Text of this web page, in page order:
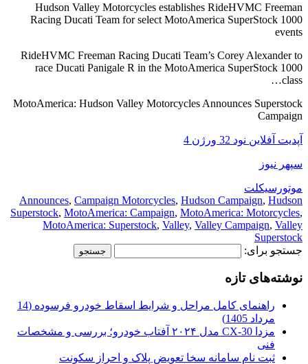
Hudson Valley Motorcycles establishes RideHVMC Freeman
Racing Ducati Team for select MotoAmerica SuperStock 1000
events
RideHVMC Freeman Racing Ducati Team’s Corey Alexander to
race Ducati Panigale R in the MotoAmerica SuperStock 1000
class…
MotoAmerica: Hudson Valley Motorcycles Announces Superstock
Campaign
آپدیت آفلاین نود 32 ورژن 4
سپهر نیوز
موتورسیکلت
Announces, Campaign Motorcycles, Hudson Campaign, Hudson
Superstock, MotoAmerica: Campaign, MotoAmerica: Motorcycles,
MotoAmerica: Superstock, Valley, Valley Campaign, Valley
Superstock
جستجو برای:
نوشته‌های تازه
راهنمای کامل مراحل و شرایط اسقاط خودرو فرسوده (14
مرداد 1405)
مزدا CX-30 مدل ۲۰۲۴ آفتاب خودرو؛ بررسی و مشخصات
فنی
ثبت نام سامانه سخا تعویض پلاک و احراز سکونت